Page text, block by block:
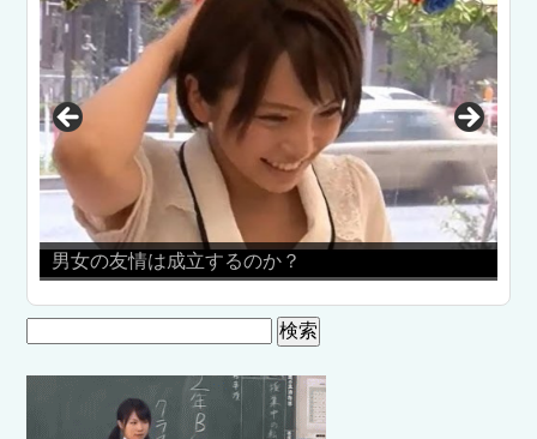
女の友情は成立するのか？
索: